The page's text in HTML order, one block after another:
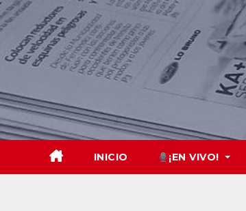
Skip
to
content
INICIO ¡EN VIVO!